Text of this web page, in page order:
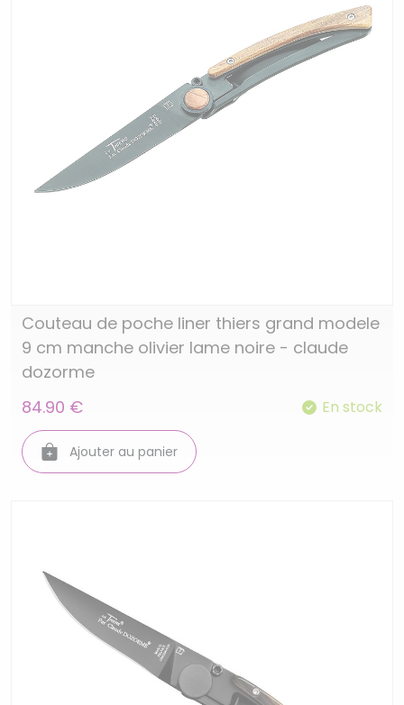
Couteau de poche liner thiers grand modele
9 cm manche olivier lame noire - claude
dozorme
84.90 €
En stock
Ajouter au panier